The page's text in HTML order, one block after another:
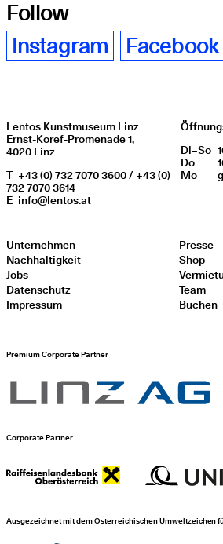
Follow
Instagram
Facebook
Lentos Kunstmuseum Linz
Ernst-Koref-Promenade 1,
4020 Linz
T +43 (0) 732 7070 3600 / +43 (0)
732 7070 3614
E info@lentos.at
Di–So
Do
Mo
Unternehmen
Nachhaltigkeit
Jobs
Datenschutz
Impressum
Presse
Shop
Team
Buchen
Premium Corporate Partner
Corporate Partner
Ausgezeichnet mit dem Österreichischen Umweltzeichen